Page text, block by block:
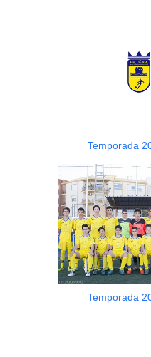
Temporada
Temporada